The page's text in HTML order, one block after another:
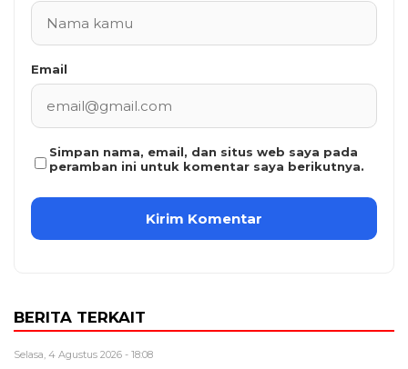
Email
Simpan nama, email, dan situs web saya pada
peramban ini untuk komentar saya berikutnya.
BERITA TERKAIT
Selasa, 4 Agustus 2026 - 18:08